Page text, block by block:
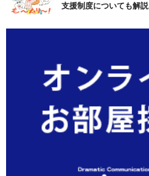
支援制度についても解説